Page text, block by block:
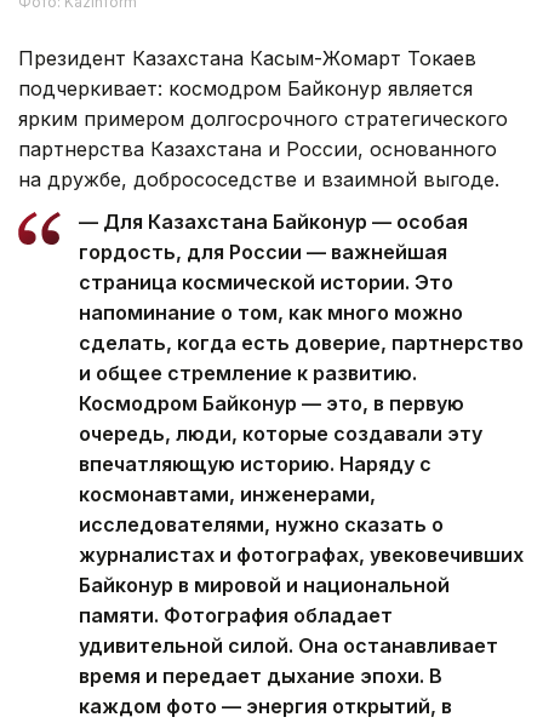
Президент Казахстана Касым-Жомарт Токаев
подчеркивает: космодром Байконур является
ярким примером долгосрочного стратегического
партнерства Казахстана и России, основанного
на дружбе, добрососедстве и взаимной выгоде.
— Для Казахстана Байконур — особая
гордость, для России — важнейшая
страница космической истории. Это
напоминание о том, как много можно
сделать, когда есть доверие, партнерство
и общее стремление к развитию.
Космодром Байконур — это, в первую
очередь, люди, которые создавали эту
впечатляющую историю. Наряду с
космонавтами, инженерами,
исследователями, нужно сказать о
журналистах и фотографах, увековечивших
Байконур в мировой и национальной
памяти. Фотография обладает
удивительной силой. Она останавливает
время и передает дыхание эпохи. В
каждом фото — энергия открытий, в